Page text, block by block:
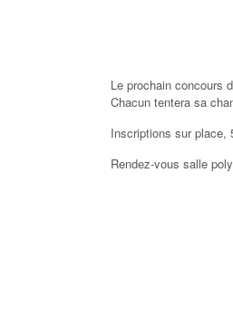
Le prochain concours
Chacun tentera sa
Inscriptions sur place,
Rendez-vous salle